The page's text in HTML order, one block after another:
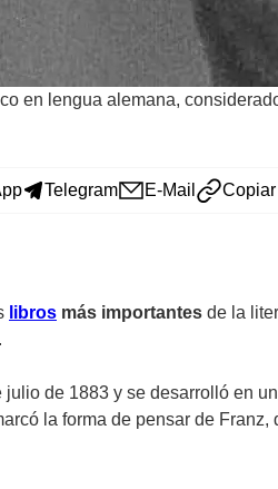
en lengua alemana,
Telegram E-Mail
libros más importantes de la
de 1883 y se desarrolló en
la forma de pensar de